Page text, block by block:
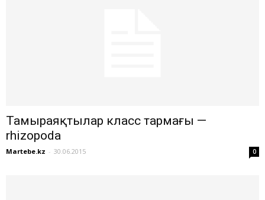
Тамыраяқтылар класс тармағы —
rhizopoda
Martebe.kz - 30.06.2015 0